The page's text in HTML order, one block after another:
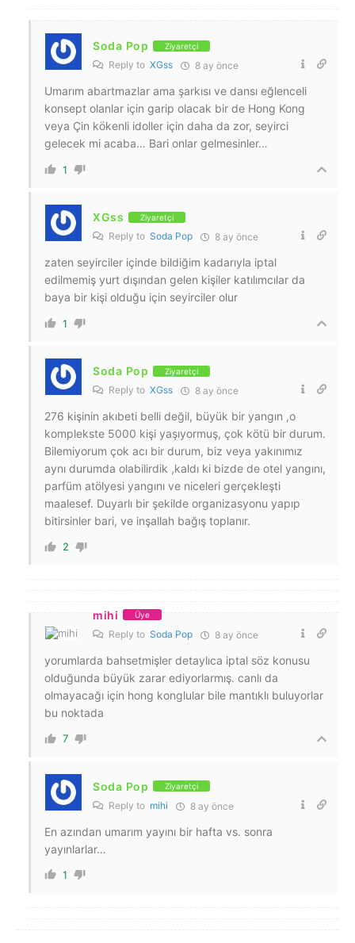
Soda Pop Ziyaretçi
Reply to XGss 8 ay önce
Umarım abartmazlar ama şarkısı ve dansı eğlenceli
konsept olanlar için garip olacak bir de Hong Kong
veya Çin kökenli idoller için daha da zor, seyirci
gelecek mi acaba… Bari onlar gelmesinler…
1
XGss Ziyaretçi
Reply to Soda Pop 8 ay önce
zaten seyirciler içinde bildiğim kadarıyla iptal
edilmemiş yurt dışından gelen kişiler katılımcılar da
baya bir kişi olduğu için seyirciler olur
1
Soda Pop Ziyaretçi
Reply to XGss 8 ay önce
276 kişinin akıbeti belli değil, büyük bir yangın ,o
komplekste 5000 kişi yaşıyormuş, çok kötü bir durum.
Bilemiyorum çok acı bir durum, biz veya yakınımız
aynı durumda olabilirdik ,kaldı ki bizde de otel yangını,
parfüm atölyesi yangını ve niceleri gerçekleşti
maalesef. Duyarlı bir şekilde organizasyonu yapıp
bitirsinler bari, ve inşallah bağış toplanır.
2
mihi Üye
Reply to Soda Pop 8 ay önce
yorumlarda bahsetmişler detaylıca iptal söz konusu
olduğunda büyük zarar ediyorlarmış. canlı da
olmayacağı için hong konglular bile mantıklı buluyorlar
bu noktada
7
Soda Pop Ziyaretçi
Reply to mihi 8 ay önce
En azından umarım yayını bir hafta vs. sonra
yayınlarlar…
1